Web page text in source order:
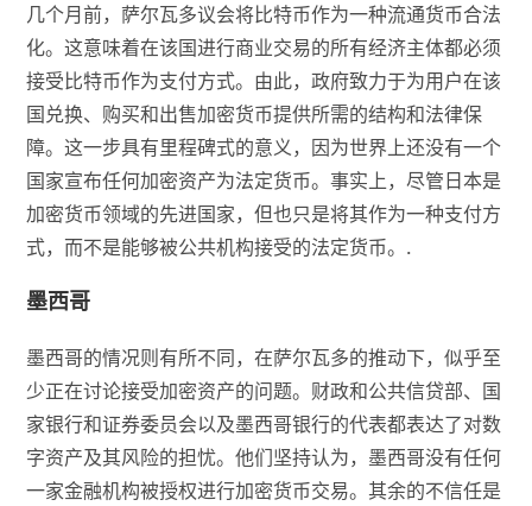
几个月前，萨尔瓦多议会将比特币作为一种流通货币合法
化。这意味着在该国进行商业交易的所有经济主体都必须
接受比特币作为支付方式。由此，政府致力于为用户在该
国兑换、购买和出售加密货币提供所需的结构和法律保
障。这一步具有里程碑式的意义，因为世界上还没有一个
国家宣布任何加密资产为法定货币。事实上，尽管日本是
加密货币领域的先进国家，但也只是将其作为一种支付方
式，而不是能够被公共机构接受的法定货币。.
墨西哥
墨西哥的情况则有所不同，在萨尔瓦多的推动下，似乎至
少正在讨论接受加密资产的问题。财政和公共信贷部、国
家银行和证券委员会以及墨西哥银行的代表都表达了对数
字资产及其风险的担忧。他们坚持认为，墨西哥没有任何
一家金融机构被授权进行加密货币交易。其余的不信任是